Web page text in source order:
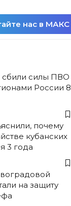
нас в МАКС
сбили силы ПВО
России 8
почему
кубанских
3 года
на защиту